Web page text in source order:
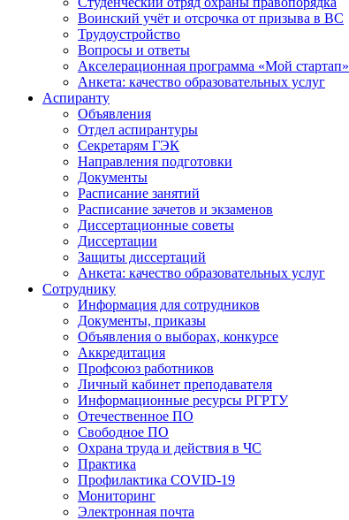
Воинский учёт и отсрочка от призыва в ВС
Трудоустройство
Вопросы и ответы
Акселерационная программа «Мой стартап»
Анкета: качество образовательных услуг
Аспиранту
Объявления
Отдел аспирантуры
Секретарям ГЭК
Направления подготовки
Документы
Расписание занятий
Расписание зачетов и экзаменов
Диссертационные советы
Диссертации
Защиты диссертаций
Анкета: качество образовательных услуг
Сотруднику
Информация для сотрудников
Документы, приказы
Объявления о выборах, конкурсе
Аккредитация
Профсоюз работников
Личный кабинет преподавателя
Информационные ресурсы РГРТУ
Отечественное ПО
Свободное ПО
Охрана труда и действия в ЧС
Практика
Профилактика COVID-19
Мониторинг
Электронная почта